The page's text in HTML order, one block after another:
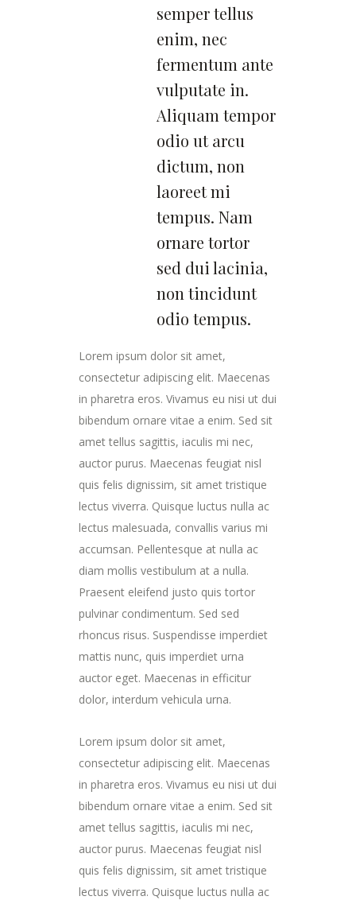
semper tellus
enim, nec
fermentum ante
vulputate in.
Aliquam tempor
odio ut arcu
dictum, non
laoreet mi
tempus. Nam
ornare tortor
sed dui lacinia,
non tincidunt
odio tempus.
Lorem ipsum dolor sit amet,
consectetur adipiscing elit. Maecenas
in pharetra eros. Vivamus eu nisi ut dui
bibendum ornare vitae a enim. Sed sit
amet tellus sagittis, iaculis mi nec,
auctor purus. Maecenas feugiat nisl
quis felis dignissim, sit amet tristique
lectus viverra. Quisque luctus nulla ac
lectus malesuada, convallis varius mi
accumsan. Pellentesque at nulla ac
diam mollis vestibulum at a nulla.
Praesent eleifend justo quis tortor
pulvinar condimentum. Sed sed
rhoncus risus. Suspendisse imperdiet
mattis nunc, quis imperdiet urna
auctor eget. Maecenas in efficitur
dolor, interdum vehicula urna.
Lorem ipsum dolor sit amet,
consectetur adipiscing elit. Maecenas
in pharetra eros. Vivamus eu nisi ut dui
bibendum ornare vitae a enim. Sed sit
amet tellus sagittis, iaculis mi nec,
auctor purus. Maecenas feugiat nisl
quis felis dignissim, sit amet tristique
lectus viverra. Quisque luctus nulla ac